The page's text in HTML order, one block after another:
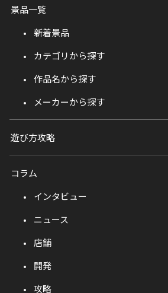
景品一覧
新着景品
カテゴリから探す
作品名から探す
メーカーから探す
遊び方攻略
コラム
インタビュー
ニュース
店舗
開発
攻略